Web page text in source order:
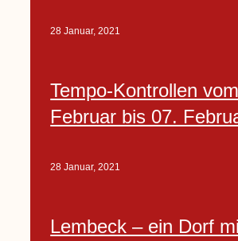
28 Januar, 2021
Tempo-Kontrollen
Februar bis 07.
28 Januar, 2021
Lembeck – ein Dorf